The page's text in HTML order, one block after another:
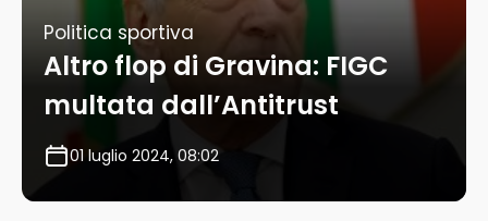
Politica sportiva
Altro flop di Gravina: FIGC
multata dall’Antitrust
01 luglio 2024, 08:02